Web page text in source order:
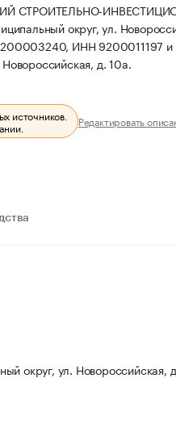
СТРОИТЕЛЬНО-
округ, ул.
ИНН 9200011197
д. 10а.
источников. Редактировать
округ, ул. Новороссийская,